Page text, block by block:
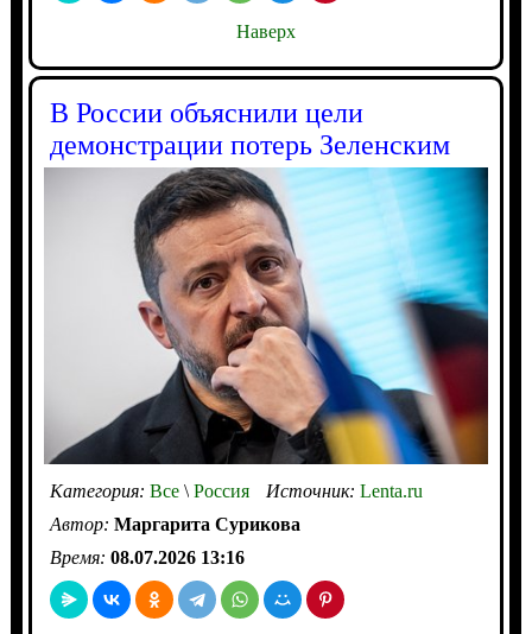
Наверх
В России объяснили цели
демонстрации потерь Зеленским
Категория: Все\Россия Источник: Lenta.ru
Автор: Маргарита Сурикова
Время: 08.07.2026 13:16